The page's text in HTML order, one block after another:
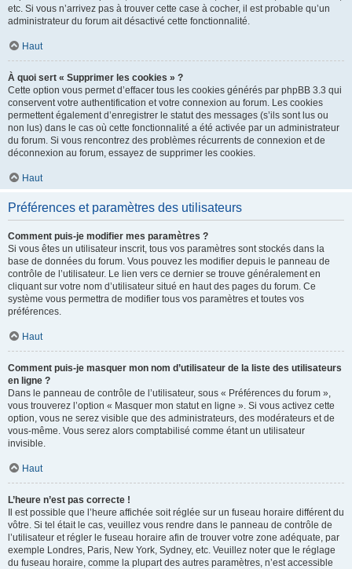
etc. Si vous n’arrivez pas à trouver cette case à cocher, il est probable qu’un
administrateur du forum ait désactivé cette fonctionnalité.
Haut
À quoi sert « Supprimer les cookies » ?
Cette option vous permet d’effacer tous les cookies générés par phpBB 3.3 qui
conservent votre authentification et votre connexion au forum. Les cookies
permettent également d’enregistrer le statut des messages (s’ils sont lus ou
non lus) dans le cas où cette fonctionnalité a été activée par un administrateur
du forum. Si vous rencontrez des problèmes récurrents de connexion et de
déconnexion au forum, essayez de supprimer les cookies.
Haut
Préférences et paramètres des utilisateurs
Comment puis-je modifier mes paramètres ?
Si vous êtes un utilisateur inscrit, tous vos paramètres sont stockés dans la
base de données du forum. Vous pouvez les modifier depuis le panneau de
contrôle de l’utilisateur. Le lien vers ce dernier se trouve généralement en
cliquant sur votre nom d’utilisateur situé en haut des pages du forum. Ce
système vous permettra de modifier tous vos paramètres et toutes vos
préférences.
Haut
Comment puis-je masquer mon nom d’utilisateur de la liste des utilisateurs
en ligne ?
Dans le panneau de contrôle de l’utilisateur, sous « Préférences du forum »,
vous trouverez l’option « Masquer mon statut en ligne ». Si vous activez cette
option, vous ne serez visible que des administrateurs, des modérateurs et de
vous-même. Vous serez alors comptabilisé comme étant un utilisateur
invisible.
Haut
L’heure n’est pas correcte !
Il est possible que l’heure affichée soit réglée sur un fuseau horaire différent du
vôtre. Si tel était le cas, veuillez vous rendre dans le panneau de contrôle de
l’utilisateur et régler le fuseau horaire afin de trouver votre zone adéquate, par
exemple Londres, Paris, New York, Sydney, etc. Veuillez noter que le réglage
du fuseau horaire, comme la plupart des autres paramètres, n’est accessible